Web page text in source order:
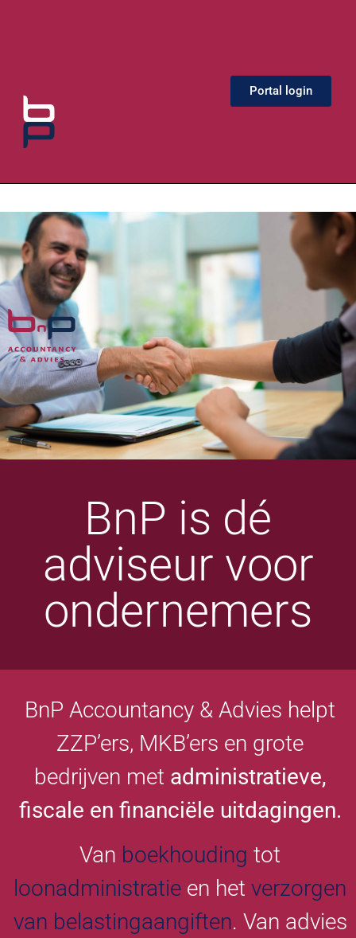
Portal login
BnP is dé
adviseur voor
ondernemers
BnP Accountancy & Advies helpt
ZZP’ers, MKB’ers en grote
bedrijven met administratieve,
fiscale en financiële uitdagingen.
Van boekhouding tot
loonadministratie en het verzorgen
van belastingaangiften. Van advies